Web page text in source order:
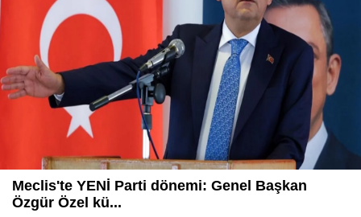
Meclis'te YENİ Parti dönemi: Genel Başkan
Özgür Özel kü...